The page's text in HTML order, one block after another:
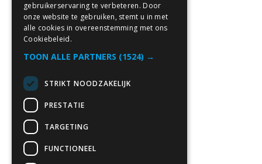
gebruikerservaring te verbeteren. Door
onze website te gebruiken, stemt u in met
alle cookies in overeenstemming met ons
Cookiebeleid.
TOON ALLE PARTNERS (1524) →
STRIKT NOODZAKELIJK
PRESTATIE
TARGETING
FUNCTIONEEL